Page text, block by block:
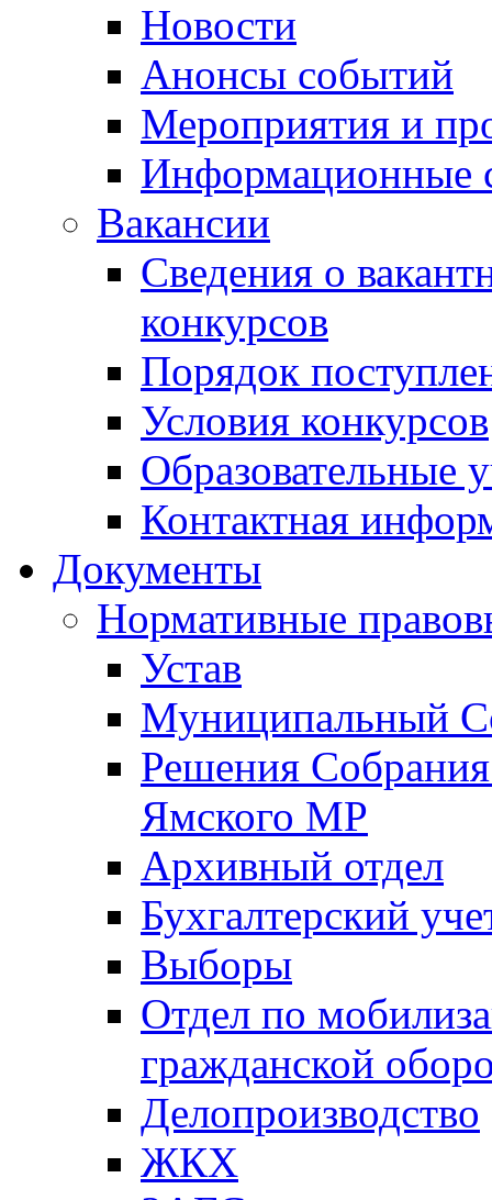
Новости
Анонсы событий
Мероприятия и
Информационные
Вакансии
Сведения о
конкурсов
Порядок
Условия конкурсов
Образовательные
Контактная
Документы
Нормативные
Устав
Муниципальный
Решения
Ямского МР
Архивный отдел
Бухгалтерский
Выборы
Отдел по
гражданской
Делопроизводство
ЖКХ